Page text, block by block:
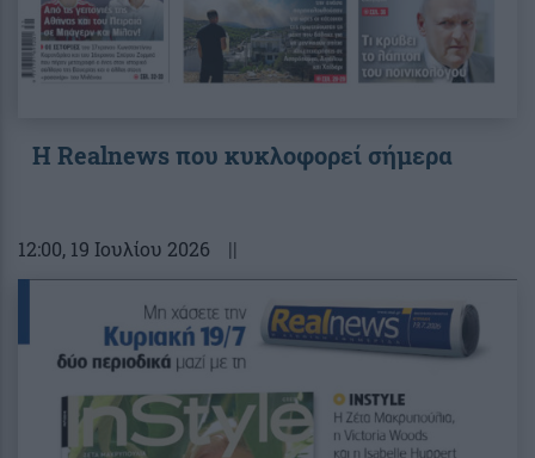
Η Realnews που κυκλοφορεί σήμερα
12:00, 19 Ιουλίου 2026 ||